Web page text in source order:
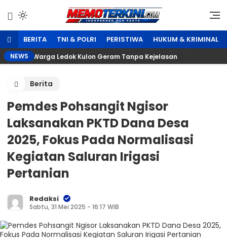
konten
Memoterkini.com
Independen dan Fakta
BERITA TNI & POLRI PERISTIWA HUKUM & KRIMINAL
NEWSWarga Ledok Kulon Geram Tanpa Kejelasan
Berita
Pemdes Pohsangit Ngisor
Laksanakan PKTD Dana Desa
2025, Fokus Pada Normalisasi
Kegiatan Saluran Irigasi
Pertanian
Redaksi
Sabtu, 31 Mei 2025 - 16:17 WIB